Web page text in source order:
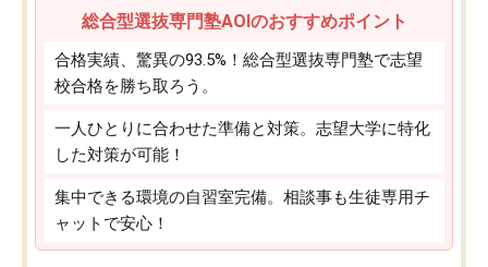
総合型選抜専門塾AOIのおすすめポイント
合格実績、驚異の93.5%！総合型選抜専門塾で志望
校合格を勝ち取ろう。
一人ひとりに合わせた準備と対策。志望大学に特化
した対策が可能！
集中できる環境の自習室完備。相談事も生徒専用チ
ャットで安心！